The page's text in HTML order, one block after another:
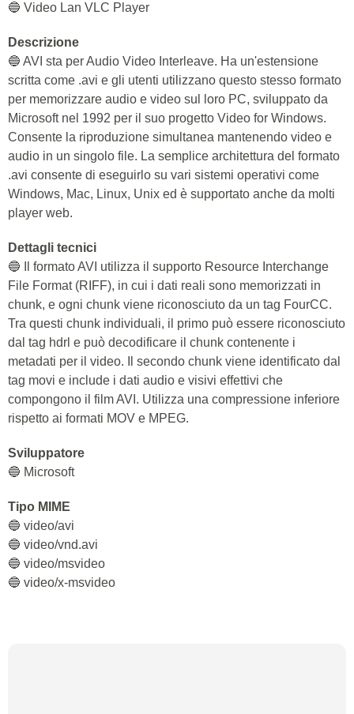
🔵 Video Lan VLC Player
Descrizione
🔵 AVI sta per Audio Video Interleave. Ha un'estensione
scritta come .avi e gli utenti utilizzano questo stesso formato
per memorizzare audio e video sul loro PC, sviluppato da
Microsoft nel 1992 per il suo progetto Video for Windows.
Consente la riproduzione simultanea mantenendo video e
audio in un singolo file. La semplice architettura del formato
.avi consente di eseguirlo su vari sistemi operativi come
Windows, Mac, Linux, Unix ed è supportato anche da molti
player web.
Dettagli tecnici
🔵 Il formato AVI utilizza il supporto Resource Interchange
File Format (RIFF), in cui i dati reali sono memorizzati in
chunk, e ogni chunk viene riconosciuto da un tag FourCC.
Tra questi chunk individuali, il primo può essere riconosciuto
dal tag hdrl e può decodificare il chunk contenente i
metadati per il video. Il secondo chunk viene identificato dal
tag movi e include i dati audio e visivi effettivi che
compongono il film AVI. Utilizza una compressione inferiore
rispetto ai formati MOV e MPEG.
Sviluppatore
🔵 Microsoft
Tipo MIME
🔵 video/avi
🔵 video/vnd.avi
🔵 video/msvideo
🔵 video/x-msvideo